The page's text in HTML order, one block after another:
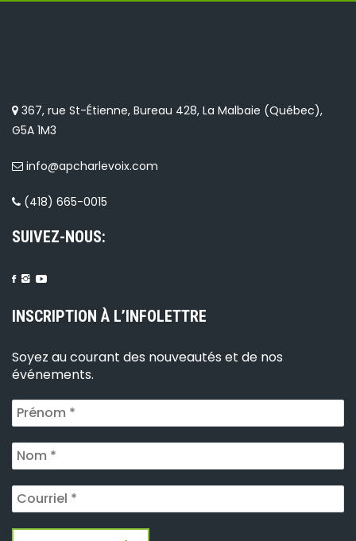
367, rue St-Étienne, Bureau 428, La Malbaie (Québec),
G5A 1M3
info@apcharlevoix.com
(418) 665-0015
SUIVEZ-NOUS:
INSCRIPTION À L’INFOLETTRE
Soyez au courant des nouveautés et de nos
événements.